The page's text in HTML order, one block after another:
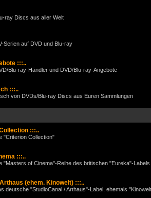
ray Discs aus aller Welt
Serien auf DVD und Blu-ray
:::..
Blu-ray-Händler und DVD/Blu-ray-Angebote
:::..
von DVDs/Blu-ray Discs aus Euren Sammlungen
:::..
"Criterion Collection"
:::..
"Masters of Cinema"-Reihe des britischen "Eureka"-Labels
(ehem. Kinowelt) :::..
deutsche "StudioCanal / Arthaus"-Label, ehemals